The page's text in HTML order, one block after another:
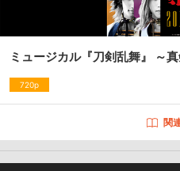
ミュージカル『刀剣乱舞』 ～
720p
関